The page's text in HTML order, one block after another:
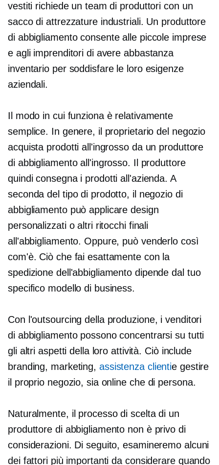
vestiti richiede un team di produttori con un
sacco di attrezzature industriali. Un produttore
di abbigliamento consente alle piccole imprese
e agli imprenditori di avere abbastanza
inventario per soddisfare le loro esigenze
aziendali.
Il modo in cui funziona è relativamente
semplice. In genere, il proprietario del negozio
acquista prodotti all'ingrosso da un produttore
di abbigliamento all'ingrosso. Il produttore
quindi consegna i prodotti all'azienda. A
seconda del tipo di prodotto, il negozio di
abbigliamento può applicare design
personalizzati o altri ritocchi finali
all'abbigliamento. Oppure, può venderlo così
com'è. Ciò che fai esattamente con la
spedizione dell'abbigliamento dipende dal tuo
specifico modello di business.
Con l'outsourcing della produzione, i venditori
di abbigliamento possono concentrarsi su tutti
gli altri aspetti della loro attività. Ciò include
branding, marketing, assistenza clientie gestire
il proprio negozio, sia online che di persona.
Naturalmente, il processo di scelta di un
produttore di abbigliamento non è privo di
considerazioni. Di seguito, esamineremo alcuni
dei fattori più importanti da considerare quando